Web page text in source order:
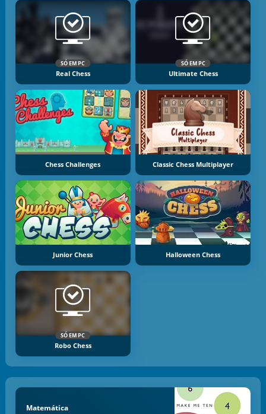
SÓ EM PC
Real Chess
SÓ EM PC
Ultimate Chess
Chess Challenges Classic Chess Multiplayer
Junior Chess Halloween Chess
SÓ EM PC
Robo Chess
Matemática